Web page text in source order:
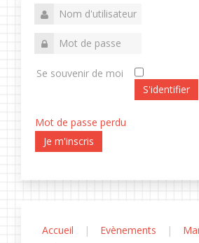
Se souvenir de moi
S'identifier
Mot de passe perdu
Je m'inscris
Accueil Evènements